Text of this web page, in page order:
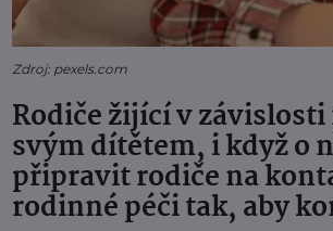
Zdroj: pexels.com
Rodiče žijící v
svým dítětem, i když o
připravit rodiče na
rodinné péči tak, aby